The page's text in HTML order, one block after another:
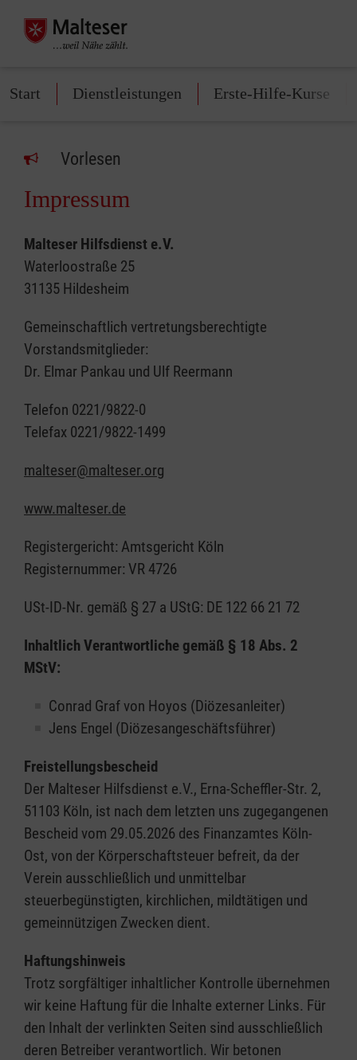
Start Dienstleistungen Erste-Hilfe-Kurse
Vorlesen
Impressum
Malteser Hilfsdienst e.V.
Waterloostraße 25
31135 Hildesheim
Gemeinschaftlich vertretungsberechtigte
Vorstandsmitglieder:
Dr. Elmar Pankau und Ulf Reermann
Telefon 0221/9822-0
Telefax 0221/9822-1499
malteser@malteser.org
www.malteser.de
Registergericht: Amtsgericht Köln
Registernummer: VR 4726
USt-ID-Nr. gemäß § 27 a UStG: DE 122 66 21 72
Inhaltlich Verantwortliche gemäß § 18 Abs. 2
MStV:
Conrad Graf von Hoyos (Diözesanleiter)
Jens Engel (Diözesangeschäftsführer)
Freistellungsbescheid
Der Malteser Hilfsdienst e.V., Erna-Scheffler-Str. 2,
51103 Köln, ist nach dem letzten uns zugegangenen
Bescheid vom 29.05.2026 des Finanzamtes Köln-
Ost, von der Körperschaftsteuer befreit, da der
Verein ausschließlich und unmittelbar
steuerbegünstigten, kirchlichen, mildtätigen und
gemeinnützigen Zwecken dient.
Haftungshinweis
Trotz sorgfältiger inhaltlicher Kontrolle übernehmen
wir keine Haftung für die Inhalte externer Links. Für
den Inhalt der verlinkten Seiten sind ausschließlich
deren Betreiber verantwortlich. Wir betonen